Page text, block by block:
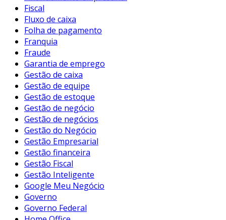
Fiscal
Fluxo de caixa
Folha de pagamento
Franquia
Fraude
Garantia de emprego
Gestão de caixa
Gestão de equipe
Gestão de estoque
Gestão de negócio
Gestão de negócios
Gestão do Negócio
Gestão Empresarial
Gestão financeira
Gestão Fiscal
Gestão Inteligente
Google Meu Negócio
Governo
Governo Federal